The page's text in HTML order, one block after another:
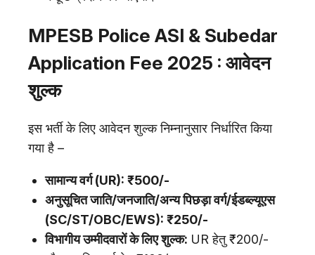
MPESB Police ASI & Subedar
Application Fee 2025 : आवेदन
शुल्क
इस भर्ती के लिए आवेदन शुल्क निम्नानुसार निर्धारित किया
गया है –
सामान्य वर्ग (UR): ₹500/-
अनुसूचित जाति/जनजाति/अन्य पिछड़ा वर्ग/ईडब्ल्यूएस
(SC/ST/OBC/EWS): ₹250/-
विभागीय उम्मीदवारों के लिए शुल्क: UR हेतु ₹200/-